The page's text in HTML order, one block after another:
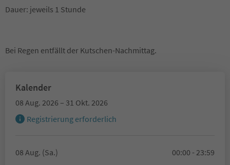
Dauer: jeweils 1 Stunde
Bei Regen entfällt der Kutschen-Nachmittag.
Kalender
08 Aug. 2026 – 31 Okt. 2026
Registrierung erforderlich
08 Aug. (Sa.)
00:00 - 23:59